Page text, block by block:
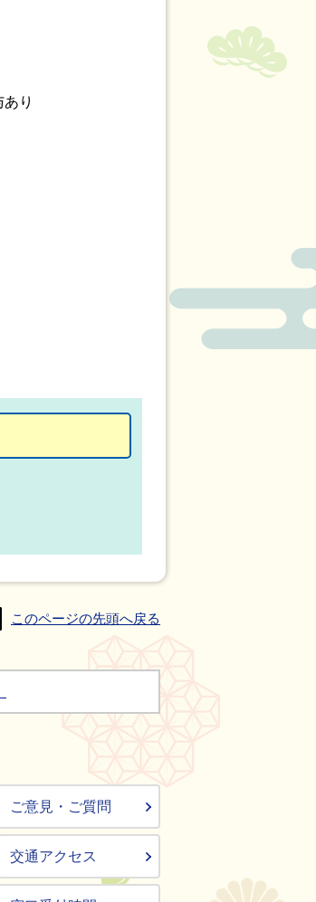
り
このページの先頭へ戻る
ご意見・ご質問
交通アクセス